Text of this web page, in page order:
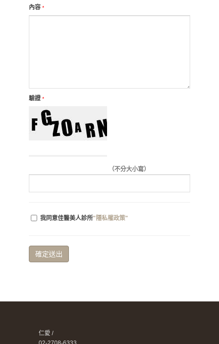
內容 *
驗證 *
（不分大小寫）
我同意佳醫美人診所"隱私權政策"
確定送出
仁愛 /